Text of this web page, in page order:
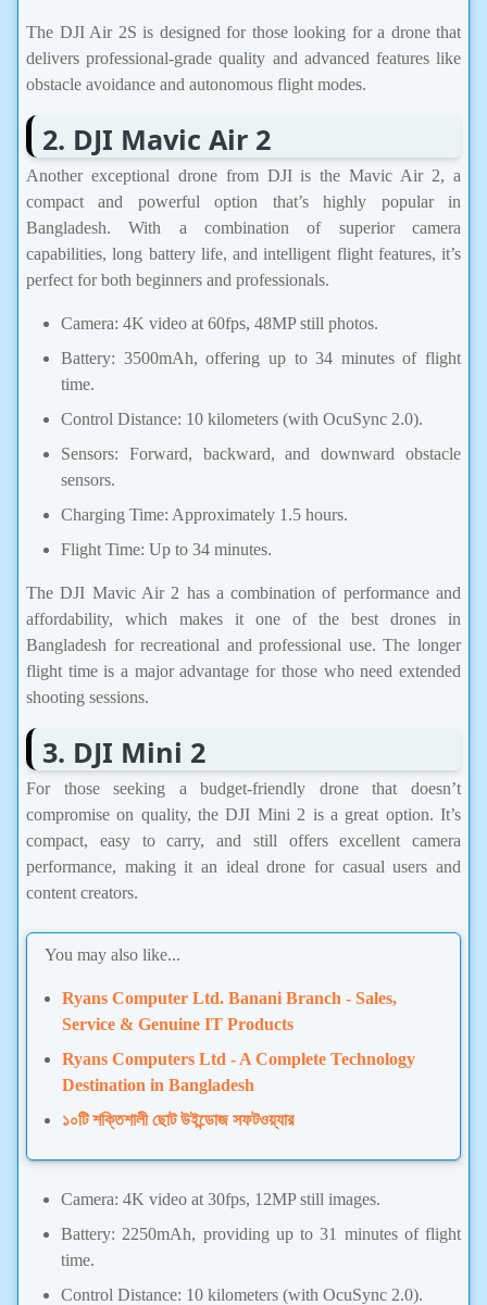
The DJI Air 2S is designed for those looking for a drone that
delivers professional-grade quality and advanced features like
obstacle avoidance and autonomous flight modes.
2. DJI Mavic Air 2
Another exceptional drone from DJI is the Mavic Air 2, a
compact and powerful option that’s highly popular in
Bangladesh. With a combination of superior camera
capabilities, long battery life, and intelligent flight features, it’s
perfect for both beginners and professionals.
Camera: 4K video at 60fps, 48MP still photos.
Battery: 3500mAh, offering up to 34 minutes of flight
time.
Control Distance: 10 kilometers (with OcuSync 2.0).
Sensors: Forward, backward, and downward obstacle
sensors.
Charging Time: Approximately 1.5 hours.
Flight Time: Up to 34 minutes.
The DJI Mavic Air 2 has a combination of performance and
affordability, which makes it one of the best drones in
Bangladesh for recreational and professional use. The longer
flight time is a major advantage for those who need extended
shooting sessions.
3. DJI Mini 2
For those seeking a budget-friendly drone that doesn’t
compromise on quality, the DJI Mini 2 is a great option. It’s
compact, easy to carry, and still offers excellent camera
performance, making it an ideal drone for casual users and
content creators.
You may also like...
Ryans Computer Ltd. Banani Branch - Sales,
Service & Genuine IT Products
Ryans Computers Ltd - A Complete Technology
Destination in Bangladesh
১০টি শক্তিশালী ছোট উইন্ডোজ সফটওয়্যার
Camera: 4K video at 30fps, 12MP still images.
Battery: 2250mAh, providing up to 31 minutes of flight
time.
Control Distance: 10 kilometers (with OcuSync 2.0).